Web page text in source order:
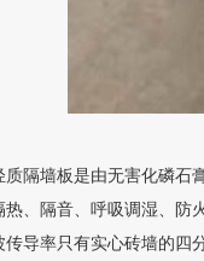
质隔墙板是由无害化磷石
热、隔音、呼吸调湿、防
传导率只有实心砖墙的四